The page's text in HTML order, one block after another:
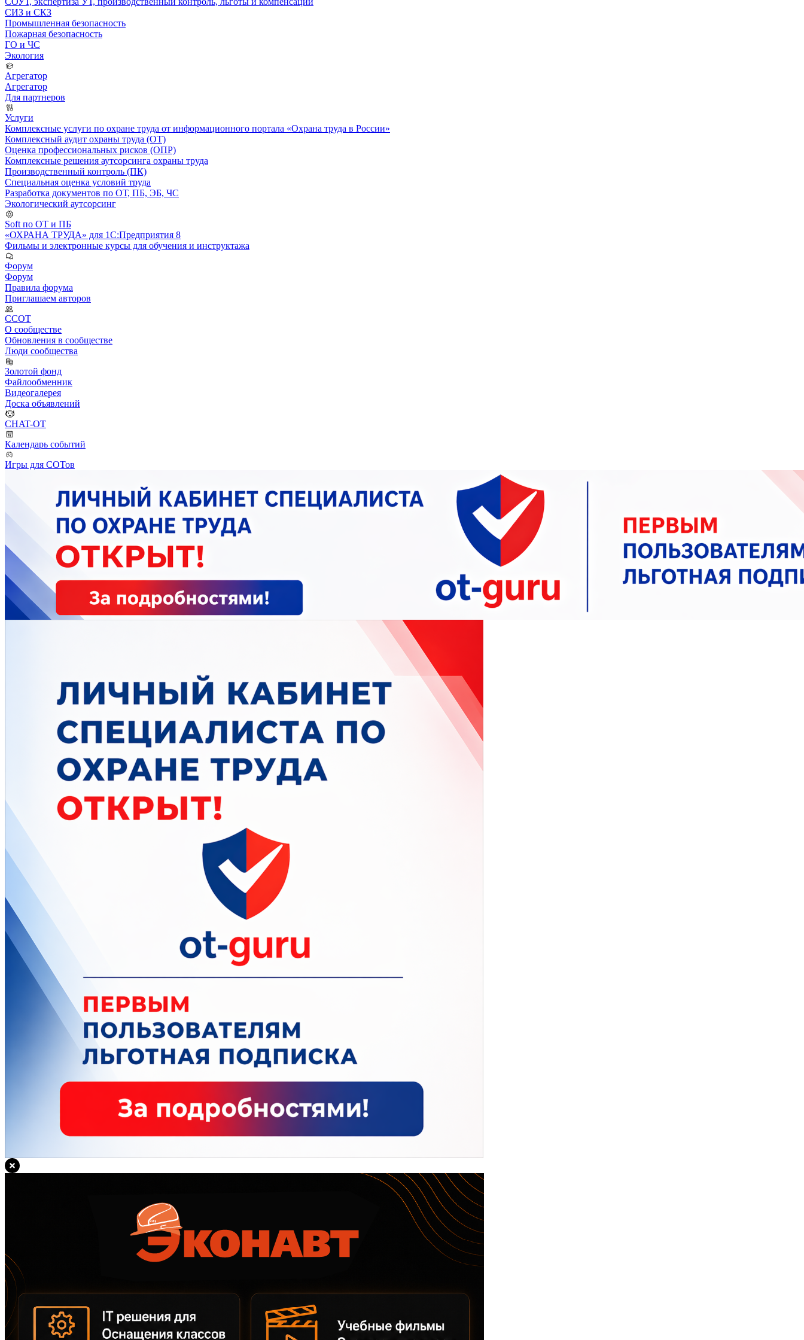
СИЗ и СКЗ
Промышленная безопасность
Пожарная безопасность
ГО и ЧС
Экология
Агрегатор
Агрегатор
Для партнеров
Услуги
Комплексные услуги по охране труда от информационного портала «Охрана труда в России»
Комплексный аудит охраны труда (ОТ)
Оценка профессиональных рисков (ОПР)
Комплексные решения аутсорсинга охраны труда
Производственный контроль (ПК)
Специальная оценка условий труда
Разработка документов по ОТ, ПБ, ЭБ, ЧС
Экологический аутсорсинг
Soft по ОТ и ПБ
«ОХРАНА ТРУДА» для 1С:Предприятия 8
Фильмы и электронные курсы для обучения и инструктажа
Форум
Форум
Правила форума
Приглашаем авторов
ССОТ
О сообществе
Обновления в сообществе
Люди сообщества
Золотой фонд
Файлообменник
Видеогалерея
Доска объявлений
CHAT-OT
Календарь событий
Игры для СОТов